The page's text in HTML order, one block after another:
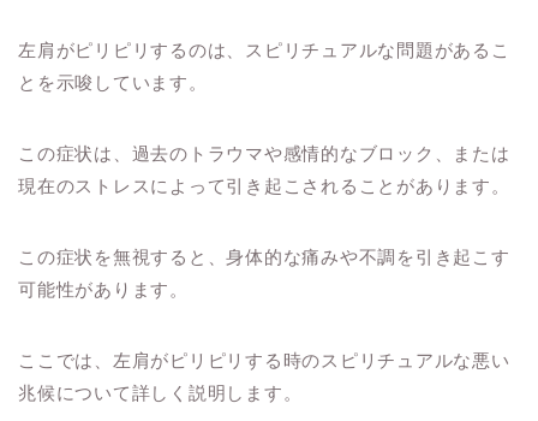
左肩がピリピリするのは、スピリチュアルな問題があるこ
とを示唆しています。
この症状は、過去のトラウマや感情的なブロック、または
現在のストレスによって引き起こされることがあります。
この症状を無視すると、身体的な痛みや不調を引き起こす
可能性があります。
ここでは、左肩がピリピリする時のスピリチュアルな悪い
兆候について詳しく説明します。